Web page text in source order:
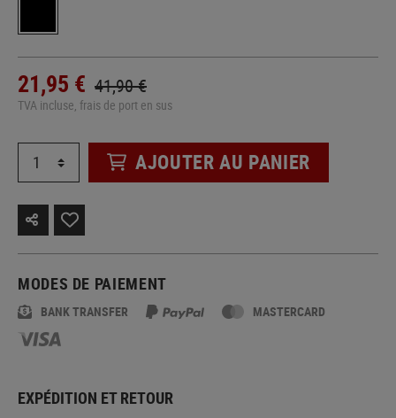
21,95 € 41,90 €
TVA incluse, frais de port en sus
AJOUTER AU PANIER
MODES DE PAIEMENT
BANK TRANSFER MASTERCARD
EXPÉDITION ET RETOUR